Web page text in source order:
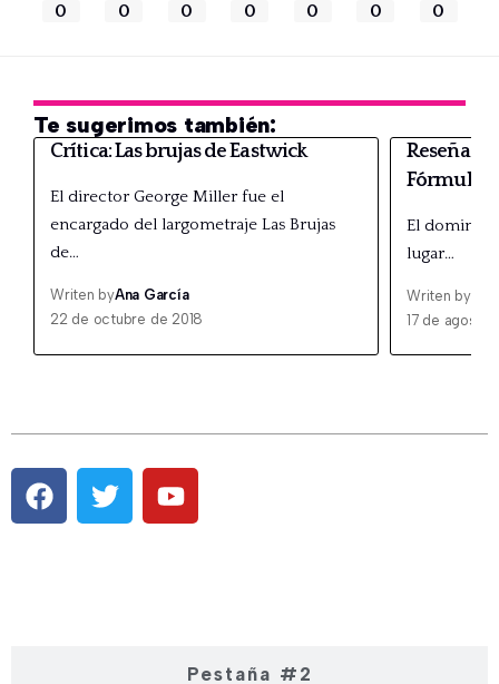
0 0 0 0 0 0 0
Te sugerimos también:
Crítica: Las brujas de Eastwick
El director George Miller fue el
encargado del largometraje Las Brujas
de…
Writen byAna García
22 de octubre de 2018
Reseña y
Fórmula V
El domingo
lugar…
Writen by
17 de agosto
Pestaña #2